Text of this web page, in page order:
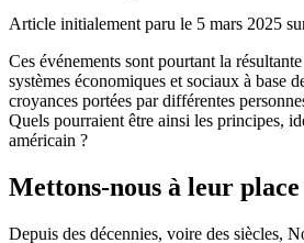
Article initialement paru le 5 mars 2025
Ces événements sont pourtant la
systèmes économiques et sociaux à base
croyances portées par différentes
Quels pourraient être ainsi les principes,
américain ?
Mettons-nous à leur
Depuis des décennies, voire des siècles,